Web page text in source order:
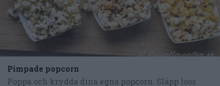
Pimpade popcorn
Poppa och krydda dina egna popcorn. Släpp loss